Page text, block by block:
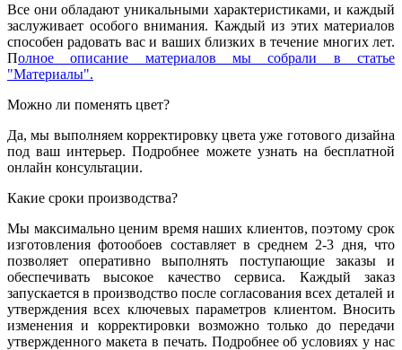
Все они обладают уникальными характеристиками, и каждый
заслуживает особого внимания. Каждый из этих материалов
способен радовать вас и ваших близких в течение многих лет.
Полное описание материалов мы собрали в статье
"Материалы".
Можно ли поменять цвет?
Да, мы выполняем корректировку цвета уже готового дизайна
под ваш интерьер. Подробнее можете узнать на бесплатной
онлайн консультации.
Какие сроки производства?
Мы максимально ценим время наших клиентов, поэтому срок
изготовления фотообоев составляет в среднем 2-3 дня, что
позволяет оперативно выполнять поступающие заказы и
обеспечивать высокое качество сервиса. Каждый заказ
запускается в производство после согласования всех деталей и
утверждения всех ключевых параметров клиентом. Вносить
изменения и корректировки возможно только до передачи
утвержденного макета в печать. Подробнее об условиях у нас